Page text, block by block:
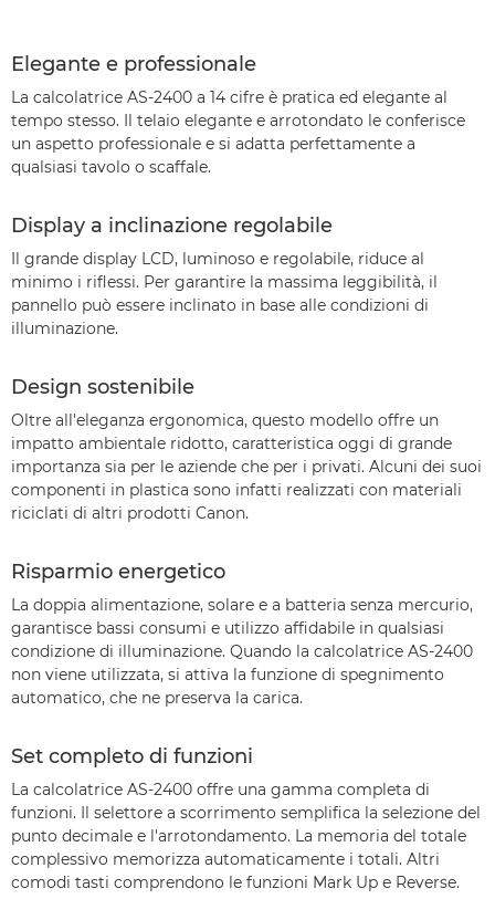
Elegante e professionale
La calcolatrice AS-2400 a 14 cifre è pratica ed elegante al
tempo stesso. Il telaio elegante e arrotondato le conferisce
un aspetto professionale e si adatta perfettamente a
qualsiasi tavolo o scaffale.
Display a inclinazione regolabile
Il grande display LCD, luminoso e regolabile, riduce al
minimo i riflessi. Per garantire la massima leggibilità, il
pannello può essere inclinato in base alle condizioni di
illuminazione.
Design sostenibile
Oltre all'eleganza ergonomica, questo modello offre un
impatto ambientale ridotto, caratteristica oggi di grande
importanza sia per le aziende che per i privati. Alcuni dei suoi
componenti in plastica sono infatti realizzati con materiali
riciclati di altri prodotti Canon.
Risparmio energetico
La doppia alimentazione, solare e a batteria senza mercurio,
garantisce bassi consumi e utilizzo affidabile in qualsiasi
condizione di illuminazione. Quando la calcolatrice AS-2400
non viene utilizzata, si attiva la funzione di spegnimento
automatico, che ne preserva la carica.
Set completo di funzioni
La calcolatrice AS-2400 offre una gamma completa di
funzioni. Il selettore a scorrimento semplifica la selezione del
punto decimale e l'arrotondamento. La memoria del totale
complessivo memorizza automaticamente i totali. Altri
comodi tasti comprendono le funzioni Mark Up e Reverse.